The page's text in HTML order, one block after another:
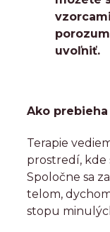
uvoľniť.
Ako
Terapie
prostredí, kde
Spoločne sa
telom,
stopu